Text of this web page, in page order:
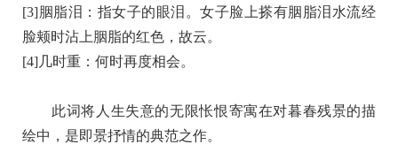
[3]胭脂泪：指女子的眼泪。女子脸上搽有胭脂泪水流经
脸颊时沾上胭脂的红色，故云。
[4]几时重：何时再度相会。
此词将人生失意的无限怅恨寄寓在对暮春残景的描
绘中，是即景抒情的典范之作。